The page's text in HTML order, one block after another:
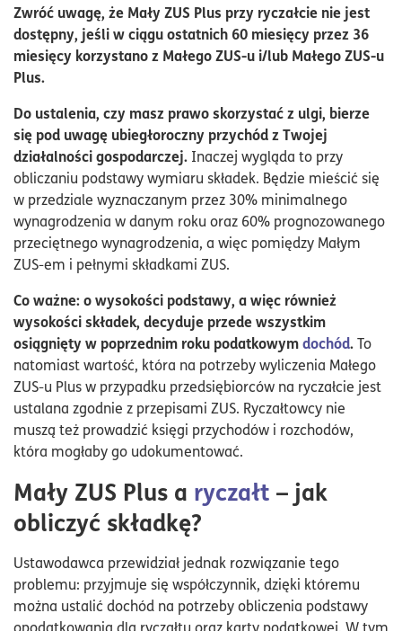
Zwróć uwagę, że Mały ZUS Plus przy ryczałcie nie jest
dostępny, jeśli w ciągu ostatnich 60 miesięcy przez 36
miesięcy korzystano z Małego ZUS-u i/lub Małego ZUS-u
Plus.
Do ustalenia, czy masz prawo skorzystać z ulgi, bierze
się pod uwagę ubiegłoroczny przychód z Twojej
działalności gospodarczej. Inaczej wygląda to przy
obliczaniu podstawy wymiaru składek. Będzie mieścić się
w przedziale wyznaczanym przez 30% minimalnego
wynagrodzenia w danym roku oraz 60% prognozowanego
przeciętnego wynagrodzenia, a więc pomiędzy Małym
ZUS-em i pełnymi składkami ZUS.
Co ważne: o wysokości podstawy, a więc również
wysokości składek, decyduje przede wszystkim
osiągnięty w poprzednim roku podatkowymdochód.To
natomiast wartość, która na potrzeby wyliczenia Małego
ZUS-u Plus w przypadku przedsiębiorców na ryczałcie jest
ustalana zgodnie z przepisami ZUS. Ryczałtowcy nie
muszą też prowadzić księgi przychodów i rozchodów,
która mogłaby go udokumentować.
Mały ZUS Plus a ryczałt – jak
obliczyć składkę?
Ustawodawca przewidział jednak rozwiązanie tego
problemu: przyjmuje się współczynnik, dzięki któremu
można ustalić dochód na potrzeby obliczenia podstawy